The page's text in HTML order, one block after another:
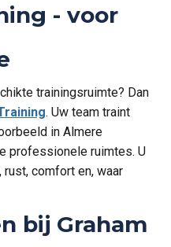
- voor
trainingsruimte? Dan
. Uw team traint
in Almere
professionele ruimtes. U
comfort en, waar
bij Graham